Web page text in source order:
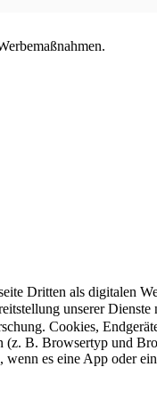
Dritten als digitalen
unserer
Cookies,
B. Browsertyp und
es eine App oder